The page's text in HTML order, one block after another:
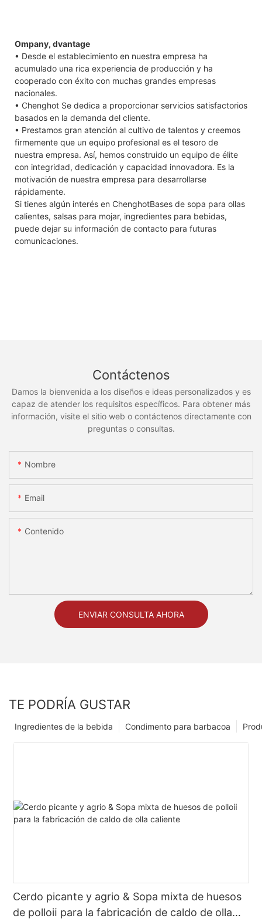
Ompany, dvantage
• Desde el establecimiento en nuestra empresa ha
acumulado una rica experiencia de producción y ha
cooperado con éxito con muchas grandes empresas
nacionales.
• Chenghot Se dedica a proporcionar servicios satisfactorios
basados en la demanda del cliente.
• Prestamos gran atención al cultivo de talentos y creemos
firmemente que un equipo profesional es el tesoro de
nuestra empresa. Así, hemos construido un equipo de élite
con integridad, dedicación y capacidad innovadora. Es la
motivación de nuestra empresa para desarrollarse
rápidamente.
Si tienes algún interés en ChenghotBases de sopa para ollas
calientes, salsas para mojar, ingredientes para bebidas,
puede dejar su información de contacto para futuras
comunicaciones.
Contáctenos
Damos la bienvenida a los diseños e ideas personalizados y es
capaz de atender los requisitos específicos. Para obtener más
información, visite el sitio web o contáctenos directamente con
preguntas o consultas.
Nombre
Email
Contenido
ENVIAR CONSULTA AHORA
TE PODRÍA GUSTAR
Condimento para barbacoa
Ingredientes de la bebida
Cerdo picante y agrio & Sopa mixta de huesos
de polloⅱ para la fabricación de caldo de olla